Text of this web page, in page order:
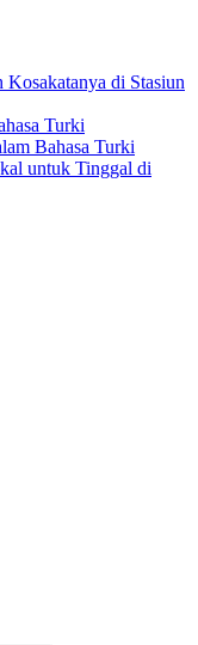
Kosakatanya di Stasiun
Turki
Bahasa Turki
untuk Tinggal di